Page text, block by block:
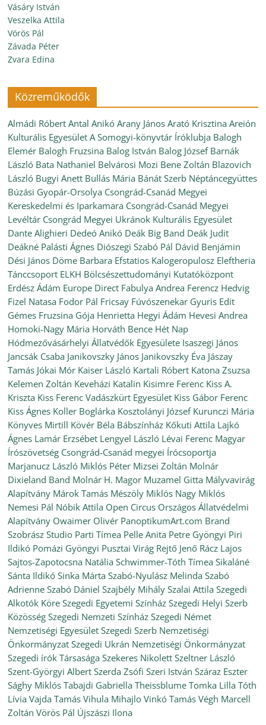
Vásáry István
Veszelka Attila
Vörös Pál
Závada Péter
Zvara Edina
Közreműködők
Almádi Róbert Antal Anikó Arany János Arató Krisztina Areión
Kulturális Egyesület A Somogyi-könyvtár Íróklubja Balogh
Elemér Balogh Fruzsina Balog István Balog József Barnák
László Bata Nathaniel Belvárosi Mozi Bene Zoltán Blazovich
László Bugyi Anett Bullás Mária Bánát Szerb Néptáncegyüttes
Búzási Gyopár-Orsolya Csongrád-Csanád Megyei
Kereskedelmi és Iparkamara Csongrád-Csanád Megyei
Levéltár Csongrád Megyei Ukránok Kulturális Egyesület
Dante Alighieri Dedeó Anikó Deák Big Band Deák Judit
Deákné Palásti Ágnes Diószegi Szabó Pál Dávid Benjámin
Dési János Döme Barbara Efstatios Kalogeropulosz Eleftheria
Tánccsoport ELKH Bölcsészettudományi Kutatóközpont
Erdész Ádám Europe Direct Fabulya Andrea Ferencz Hedvig
Fizel Natasa Fodor Pál Fricsay Fúvószenekar Gyuris Edit
Gémes Fruzsina Gója Henrietta Hegyi Ádám Hevesi Andrea
Homoki-Nagy Mária Horváth Bence Hét Nap
Hódmezővásárhelyi Állatvédők Egyesülete Isaszegi János
Jancsák Csaba Janikovszky János Janikovszky Éva Jászay
Tamás Jókai Mór Kaiser László Kartali Róbert Katona Zsuzsa
Kelemen Zoltán Keveházi Katalin Kisimre Ferenc Kiss A.
Kriszta Kiss Ferenc Vadászkürt Egyesület Kiss Gábor Ferenc
Kiss Ágnes Koller Boglárka Kosztolányi József Kurunczi Mária
Könyves Mirtill Kövér Béla Bábszínház Kőkuti Attila Lajkó
Ágnes Lamár Erzsébet Lengyel László Lévai Ferenc Magyar
Írószövetség Csongrád-Csanád megyei Írócsoportja
Marjanucz László Miklós Péter Mizsei Zoltán Molnár
Dixieland Band Molnár H. Magor Muzamel Gitta Mályvavirág
Alapítvány Márok Tamás Mészöly Miklós Nagy Miklós
Nemesi Pál Nóbik Attila Open Circus Országos Állatvédelmi
Alapítvány Owaimer Olivér PanoptikumArt.com Brand
Szobrász Studio Parti Tímea Pelle Anita Petre Gyöngyi Piri
Ildikó Pomázi Gyöngyi Pusztai Virág Rejtő Jenő Rácz Lajos
Sajtos-Zapotocsna Natália Schwimmer-Tóth Tímea Sikaláné
Sánta Ildikó Sinka Márta Szabó-Nyulász Melinda Szabó
Adrienne Szabó Dániel Szajbély Mihály Szalai Attila Szegedi
Alkotók Köre Szegedi Egyetemi Színház Szegedi Helyi Szerb
Közösség Szegedi Nemzeti Színház Szegedi Német
Nemzetiségi Egyesület Szegedi Szerb Nemzetiségi
Önkormányzat Szegedi Ukrán Nemzetiségi Önkormányzat
Szegedi írók Társasága Szekeres Nikolett Szeltner László
Szent-Györgyi Albert Szerda Zsófi Szeri István Száraz Eszter
Sághy Miklós Tabajdi Gabriella Theissblume Tomka Lilla Tóth
Lívia Vajda Tamás Vihula Mihajlo Vinkó Tamás Végh Marcell
Zoltán Vörös Pál Újszászi Ilona